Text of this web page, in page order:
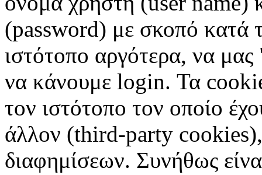
(password) με σκοπό κατά
ιστότοπο αργότερα, να μας
να κάνουμε login. Τα
τον ιστότοπο τον οποίο
άλλον (third-party
διαφημίσεων. Συνήθως